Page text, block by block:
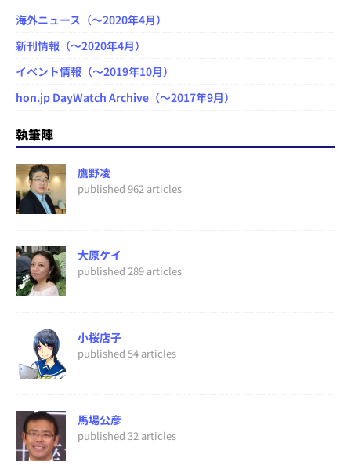
海外ニュース（～2020年4月）
新刊情報（～2020年4月）
イベント情報（～2019年10月）
hon.jp DayWatch Archive（～2017年9月）
執筆陣
鷹野凌
published 962 articles
大原ケイ
published 289 articles
小桜店子
published 54 articles
馬場公彦
published 32 articles